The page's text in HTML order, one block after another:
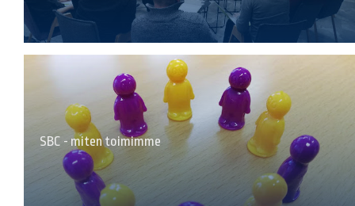
SBC - miten toimimme